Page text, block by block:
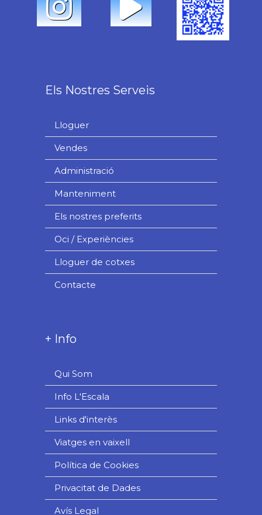
Els Nostres Serveis
Lloguer
Vendes
Administració
Manteniment
Els nostres preferits
Oci / Experiències
Lloguer de cotxes
Contacte
+ Info
Qui Som
Info L'Escala
Links d'interès
Viatges en vaixell
Política de Cookies
Privacitat de Dades
Avís Legal